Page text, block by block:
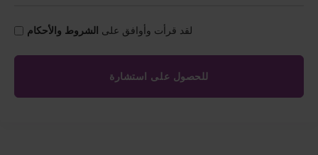
لقد قرأت وأوافق على الشروط والأحكام